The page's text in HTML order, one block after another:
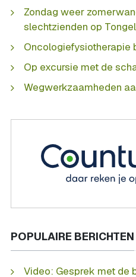
Zondag weer
slechtzienden op
Oncologiefysiotherapie
Op excursie met de
Wegwerkzaamheden
POPULAIRE BERICHTEN
Video: Gesprek met de